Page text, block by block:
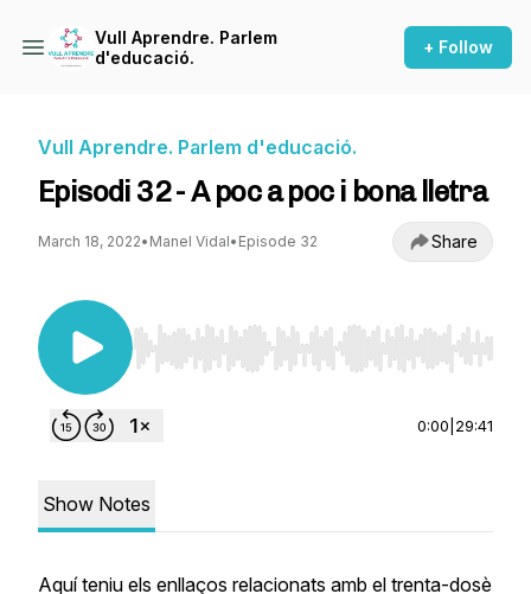
Vull Aprendre. Parlem
d'educació.
+ Follow
Vull Aprendre. Parlem d'educació.
Episodi 32 - A poc a poc i bona lletra​
March 18, 2022• Manel Vidal• Episode 32 Share
Use Left/Right to seek, Home/End to jump to
0:00 29:41
Show Notes
Aquí teniu els enllaços relacionats amb el trenta-dosè